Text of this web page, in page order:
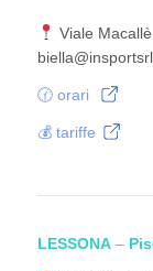
Viale
🕜 orari
💰 tariffe
LESSONA –